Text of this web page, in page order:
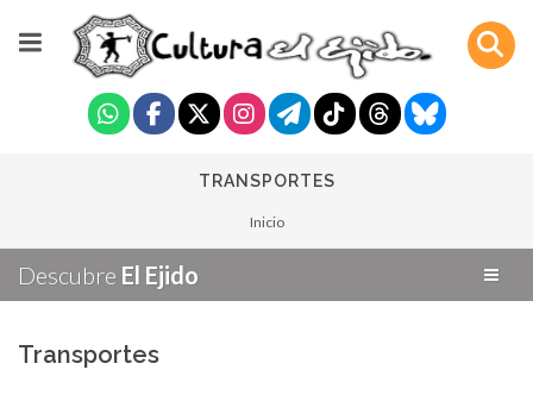
TRANSPORTES
Inicio
Descubre El Ejido
Transportes